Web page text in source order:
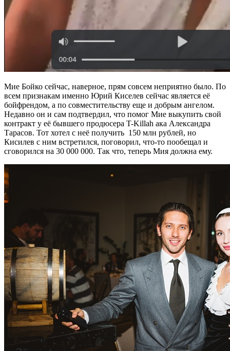
Мие Бойко сейчас, наверное, прям совсем неприятно было. По
всем признакам именно Юрий Киселев сейчас является её
бойфрендом, а по совместительству еще и добрым ангелом.
Недавно он и сам подтвердил, что помог Мие выкупить свой
контракт у её бывшего продюсера T-Killah ака Александра
Тарасов. Тот хотел с неё получить 150 млн рублей, но
Кисилев с ним встретился, поговорил, что-то пообещал и
сговорился на 30 000 000. Так что, теперь Мия должна ему.